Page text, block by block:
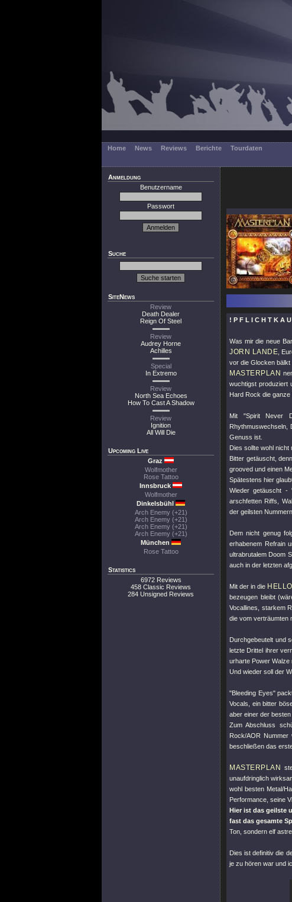
Home News Reviews Berichte
Tourdaten
Anmeldung
Benutzername
Passwort
Suche
SiteNews
Review
Death Dealer
Reign Of Steel
Review
Audrey Horne
Achilles
Special
In Extremo
Review
North Sea Echoes
How To Cast A Shadow
Review
Ignition
All Will Die
Upcoming Live
Graz
Wolfmother
Rose Tattoo
Innsbruck
Wolfmother
Dinkelsbühl
Arch Enemy (+21)
Arch Enemy (+21)
Arch Enemy (+21)
Arch Enemy (+21)
München
Rose Tattoo
Statistics
6972 Reviews
458 Classic Reviews
284 Unsigned Reviews
! P F L I C H T K A
Was mir die neue
JORN LANDE ,
vor die Glocken bälkt
MASTERPLAN
wuchtigst produziert
Hard Rock die ganze
Mit "Spirit Never
Genuss ist.
Dies sollte wohl nicht
Bitter getäuscht,
grooved und einen
Spätestens hier
Wieder getäuscht -
arschfetten Riffs,
der geilsten
Dem nicht genug
erhabenem Refrain
ultrabrutalem Doom
auch in der letzten
Mit der in die
bezeugen bleibt
Vocallines, starkem
die vom verträumten
Durchgebeutelt und
letzte Drittel ihrer
urharte Power Walze
Und wieder soll der
"Bleeding Eyes"
Vocals, ein bitter
aber einer der
Zum Abschluss
Rock/AOR
beschließen das
MASTERPLAN
unaufdringlich
wohl besten Metal/
Performance, seine
Hier ist das geilste
fast das gesamte
Ton, sondern elf
Dies ist definitiv die
je zu hören war und